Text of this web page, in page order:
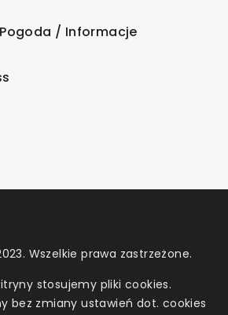
/ Informacje
Wszelkie prawa zastrzeżone.
stosujemy pliki cookies.
bez zmiany ustawień dot. cookies